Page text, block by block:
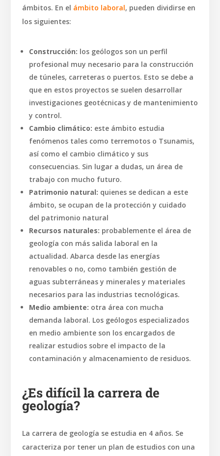
ámbitos. En el ámbito laboral, pueden dividirse en
los siguientes:
Construcción: los geólogos son un perfil
profesional muy necesario para la construcción
de túneles, carreteras o puertos. Esto se debe a
que en estos proyectos se suelen desarrollar
investigaciones geotécnicas y de mantenimiento
y control.
Cambio climático: este ámbito estudia
fenómenos tales como terremotos o Tsunamis,
así como el cambio climático y sus
consecuencias. Sin lugar a dudas, un área de
trabajo con mucho futuro.
Patrimonio natural: quienes se dedican a este
ámbito, se ocupan de la protección y cuidado
del patrimonio natural
Recursos naturales: probablemente el área de
geología con más salida laboral en la
actualidad. Abarca desde las energías
renovables o no, como también gestión de
aguas subterráneas y minerales y materiales
necesarios para las industrias tecnológicas.
Medio ambiente: otra área con mucha
demanda laboral. Los geólogos especializados
en medio ambiente son los encargados de
realizar estudios sobre el impacto de la
contaminación y almacenamiento de residuos.
¿Es difícil la carrera de
geología?
La carrera de geología se estudia en 4 años. Se
caracteriza por tener un plan de estudios con una